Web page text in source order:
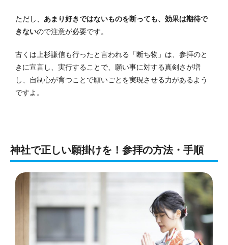
ただし、 あまり好きではないものを断っても、効果は期待で
きないので注意が必要です。
古くは上杉謙信も行ったと言われる「断ち物」は、参拝のと
きに宣言し、実行することで、願い事に対する真剣さが増
し、自制心が育つことで願いごとを実現させる力があるよう
ですよ。
神社で正しい願掛けを！参拝の方法・手順